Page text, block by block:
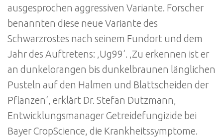
ausgesprochen aggressiven Variante. Forscher
benannten diese neue Variante des
Schwarzrostes nach seinem Fundort und dem
Jahr des Auftretens: ‚Ug99‘. ‚Zu erkennen ist er
an dunkelorangen bis dunkelbraunen länglichen
Pusteln auf den Halmen und Blattscheiden der
Pflanzen‘, erklärt Dr. Stefan Dutzmann,
Entwicklungsmanager Getreidefungizide bei
Bayer CropScience, die Krankheitssymptome.